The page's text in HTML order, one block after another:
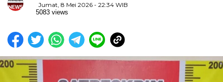
Jumat, 8 Mei 2026 - 22:34 WIB
5083 views